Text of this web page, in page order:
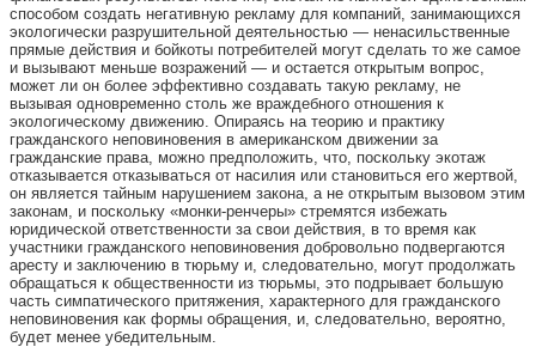
способом создать негативную рекламу для компаний, занимающихся
экологически разрушительной деятельностью — ненасильственные
прямые действия и бойкоты потребителей могут сделать то же самое
и вызывают меньше возражений — и остается открытым вопрос,
может ли он более эффективно создавать такую рекламу, не
вызывая одновременно столь же враждебного отношения к
экологическому движению. Опираясь на теорию и практику
гражданского неповиновения в американском движении за
гражданские права, можно предположить, что, поскольку экотаж
отказывается отказываться от насилия или становиться его жертвой,
он является тайным нарушением закона, а не открытым вызовом этим
законам, и поскольку «монки-ренчеры» стремятся избежать
юридической ответственности за свои действия, в то время как
участники гражданского неповиновения добровольно подвергаются
аресту и заключению в тюрьму и, следовательно, могут продолжать
обращаться к общественности из тюрьмы, это подрывает большую
часть симпатического притяжения, характерного для гражданского
неповиновения как формы обращения, и, следовательно, вероятно,
будет менее убедительным.